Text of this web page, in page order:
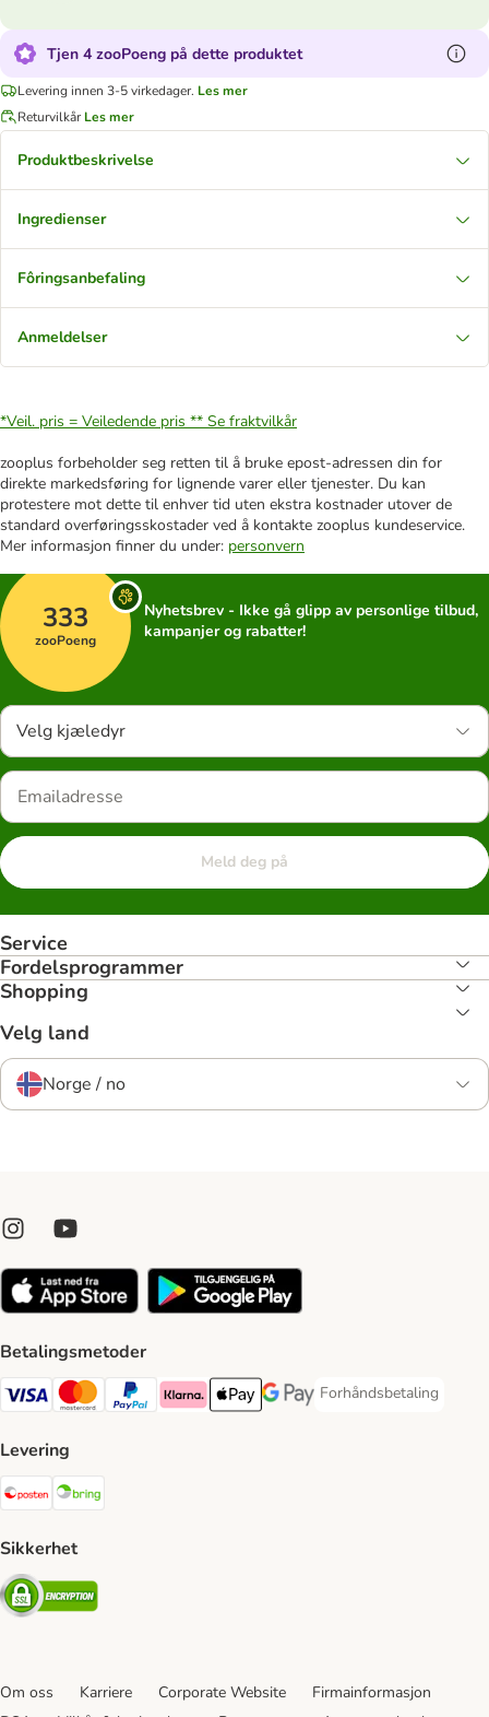
Tjen 4 zooPoeng på dette produktet
Levering innen 3-5 virkedager. Les mer
Returvilkår Les mer
Produktbeskrivelse
Ingredienser
Fôringsanbefaling
Anmeldelser
*Veil. pris = Veiledende pris ** Se fraktvilkår
zooplus forbeholder seg retten til å bruke epost-adressen din for
direkte markedsføring for lignende varer eller tjenester. Du kan
protestere mot dette til enhver tid uten ekstra kostnader utover de
standard overføringsskostader ved å kontakte zooplus kundeservice.
Mer informasjon finner du under: personvern
333
zooPoeng
Nyhetsbrev - Ikke gå glipp av personlige tilbud,
kampanjer og rabatter!
Velg kjæledyr
Meld deg på
Service
Fordelsprogrammer
Shopping
Velg land
Norge / no
Betalingsmetoder
Visa Payment Method
Mastercard Payment Method
PayPal Payment Method
Klarna Payment Method
Apple Pay Payment Method
Google Pay Payment Method
Forhåndsbetaling
Forhåndsbetaling
Levering
Posten Shipping Method
Sikkerhet
Security
Om oss Karriere Corporate Website
Firmainformasjon